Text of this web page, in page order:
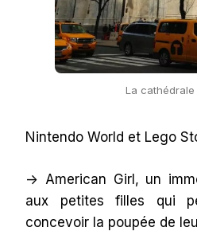
La
Nintendo World et Lego
-> American Girl, un
aux petites filles qui
concevoir la poupée de